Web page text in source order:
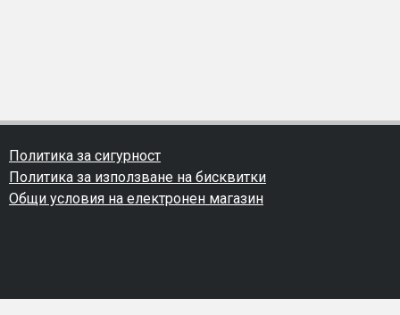
Политика за сигурност
Политика за използване на бисквитки
Общи условия на електронен магазин